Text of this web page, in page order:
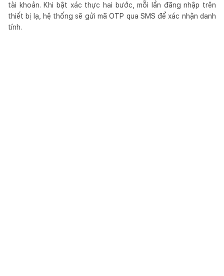
tài khoản. Khi bật xác thực hai bước, mỗi lần đăng nhập trên
thiết bị lạ, hệ thống sẽ gửi mã OTP qua SMS để xác nhận danh
tính.